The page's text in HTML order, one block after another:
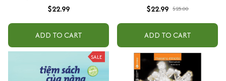
$22.99
ADD TO CART
$22.99 $25.00
ADD TO CART
SALE